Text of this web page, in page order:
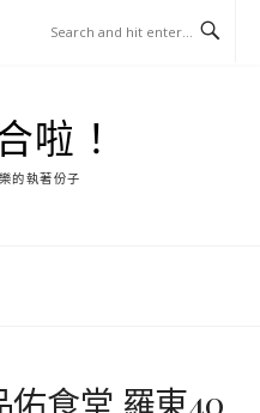
啦！
的執著份子
佑食堂 羅東40